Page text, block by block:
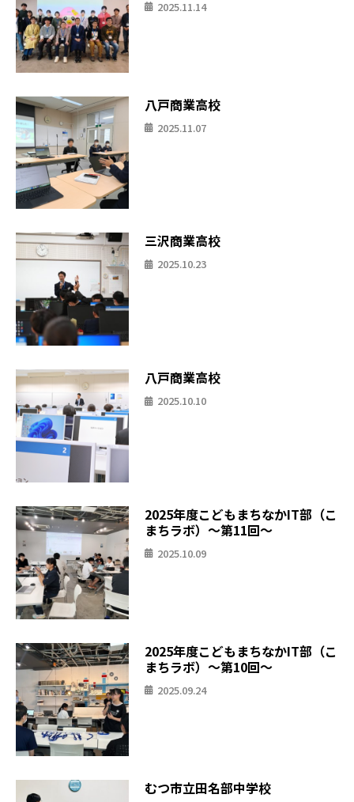
2025.11.14
八戸商業高校
2025.11.07
三沢商業高校
2025.10.23
八戸商業高校
2025.10.10
2025年度こどもまちなかIT部（こ
まちラボ）〜第11回〜
2025.10.09
2025年度こどもまちなかIT部（こ
まちラボ）〜第10回〜
2025.09.24
むつ市立田名部中学校